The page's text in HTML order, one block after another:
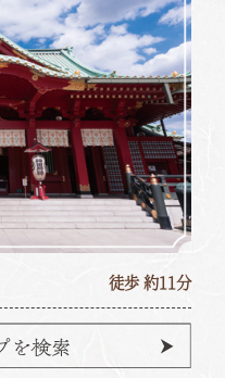
徒歩 約11分